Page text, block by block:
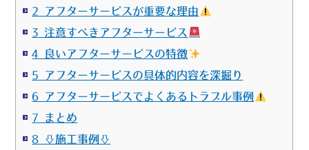
2 アフターサービスが重要な理由
3 注意すべきアフターサービス
4 良いアフターサービスの特徴
5 アフターサービスの具体的内容を深掘り
6 アフターサービスでよくあるトラブル事例
7 まとめ
8 ⇩施工事例⇩